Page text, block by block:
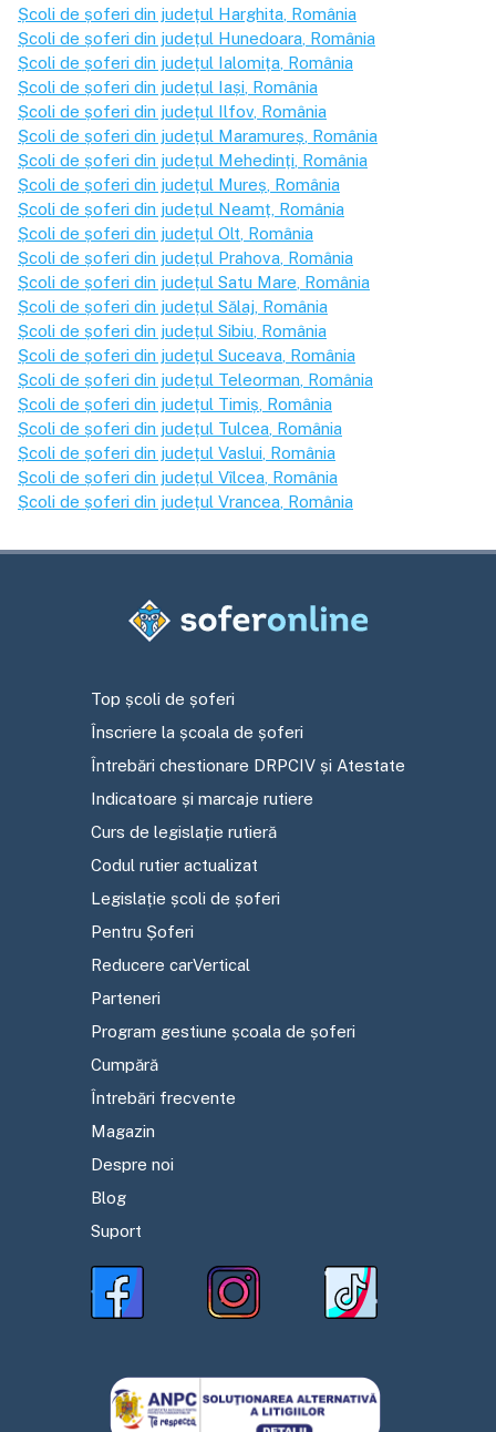
Școli de șoferi din județul Harghita , România
Școli de șoferi din județul Hunedoara , România
Școli de șoferi din județul Ialomița , România
Școli de șoferi din județul Iași , România
Școli de șoferi din județul Ilfov , România
Școli de șoferi din județul Maramureș , România
Școli de șoferi din județul Mehedinți , România
Școli de șoferi din județul Mureș , România
Școli de șoferi din județul Neamț , România
Școli de șoferi din județul Olt , România
Școli de șoferi din județul Prahova , România
Școli de șoferi din județul Satu Mare , România
Școli de șoferi din județul Sălaj , România
Școli de șoferi din județul Sibiu , România
Școli de șoferi din județul Suceava , România
Școli de șoferi din județul Teleorman , România
Școli de șoferi din județul Timiș , România
Școli de șoferi din județul Tulcea , România
Școli de șoferi din județul Vaslui , România
Școli de șoferi din județul Vîlcea , România
Școli de șoferi din județul Vrancea , România
Top școli de șoferi
Înscriere la școala de șoferi
Întrebări chestionare DRPCIV și Atestate
Indicatoare și marcaje rutiere
Curs de legislație rutieră
Codul rutier actualizat
Legislație școli de șoferi
Pentru Șoferi
Reducere carVertical
Parteneri
Program gestiune școala de șoferi
Cumpără
Întrebări frecvente
Magazin
Despre noi
Blog
Suport